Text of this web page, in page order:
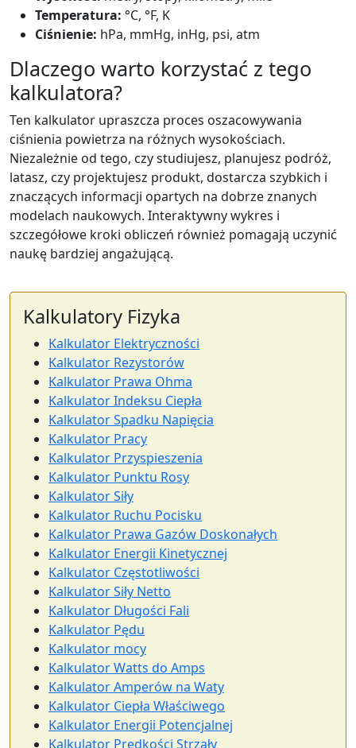
Temperatura: °C, °F, K
Ciśnienie: hPa, mmHg, inHg, psi, atm
Dlaczego warto korzystać z tego
kalkulatora?
Ten kalkulator upraszcza proces oszacowywania
ciśnienia powietrza na różnych wysokościach.
Niezależnie od tego, czy studiujesz, planujesz podróż,
latasz, czy projektujesz produkt, dostarcza szybkich i
znaczących informacji opartych na dobrze znanych
modelach naukowych. Interaktywny wykres i
szczegółowe kroki obliczeń również pomagają uczynić
naukę bardziej angażującą.
Kalkulatory Fizyka
Kalkulator Elektryczności
Kalkulator Rezystorów
Kalkulator Prawa Ohma
Kalkulator Indeksu Ciepła
Kalkulator Spadku Napięcia
Kalkulator Pracy
Kalkulator Przyspieszenia
Kalkulator Punktu Rosy
Kalkulator Siły
Kalkulator Ruchu Pocisku
Kalkulator Prawa Gazów Doskonałych
Kalkulator Energii Kinetycznej
Kalkulator Częstotliwości
Kalkulator Siły Netto
Kalkulator Długości Fali
Kalkulator Pędu
Kalkulator mocy
Kalkulator Watts do Amps
Kalkulator Amperów na Waty
Kalkulator Ciepła Właściwego
Kalkulator Energii Potencjalnej
Kalkulator Prędkości Strzały